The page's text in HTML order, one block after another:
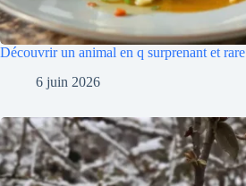
Découvrir un animal en q surprenant et rare
6 juin 2026